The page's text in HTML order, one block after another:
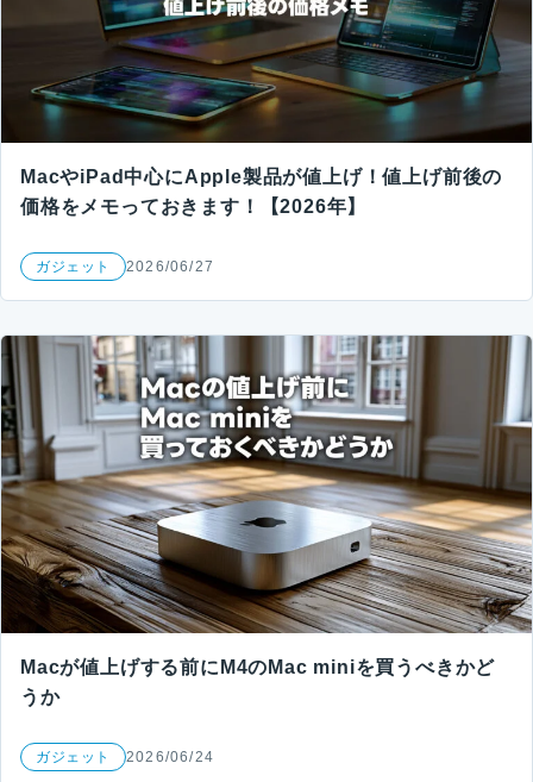
MacやiPad中心にApple製品が値上げ！値上げ前後の
価格をメモっておきます！【2026年】
ガジェット 2026/06/27
Macが値上げする前にM4のMac miniを買うべきかど
うか
ガジェット 2026/06/24